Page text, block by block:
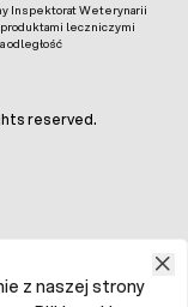
Inspektorat Weterynarii
leczniczymi
odległość
reserved.
z naszej strony